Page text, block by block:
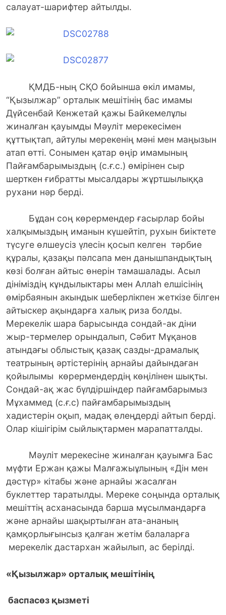
салауат-шарифтер айтылды.
ҚМДБ-ның СҚО бойынша өкіл имамы,
“Қызылжар” орталык мешітінің бас имамы
Дүйсенбай Кенжетай қажы Байкемелұлы
жиналған қауымды Мәуліт мерекесімен
құттықтап, айтулы мерекенің мәні мен маңызын
атап өтті. Сонымен қатар өңір имамының
Пайғамбарымыздың (с.ғ.с.) өмірінен сыр
шерткен ғибратты мысалдары жұртшылыққа
рухани нәр берді.
Бұдан соң көрермендер ғасырлар бойы
халқымыздың иманын күшейтіп, рухын биіктете
түсуге өлшеусіз үлесін қосып келген тәрбие
құралы, қазақы пәлсапа мен данышпандықтың
көзі болған айтыс өнерін тамашалады. Асыл
дініміздің кұндылыктары мен Аллаһ елшісінің
өмірбаянын акындык шеберлікпен жеткізе білген
айтыскер ақындарға халық риза болды.
Мерекелік шара барысында сондай-ак діни
жыр-термелер орындалып, Сәбит Мұқанов
атындағы облыстық қазақ сазды-драмалық
театрының әртістерінің арнайы дайындаған
қойылымы көрермендердің көңілінен шықты.
Сондай-ақ жас бүлдіршіндер пайғамбарымыз
Мұхаммед (с.ғ.с) пайғамбарымыздың
хадистерін оқып, мадақ өлеңдерді айтып берді.
Олар кішігірім сыйлықтармен марапатталды.
Мәуліт мерекесіне жиналған қауымға Бас
мүфти Ержан қажы Малғажыұлының «Дін мен
дәстүр» кітабы және арнайы жасалған
буклеттер таратылды. Мереке соңында орталық
мешіттің асханасында барша мұсылмандарға
және арнайы шақыртылған ата-ананың
қамқорлығынсыз қалған жетім балаларға
мерекелік дастархан жайылып, ас берілді.
«Қызылжар» орталық мешітінің
баспасөз қызметі